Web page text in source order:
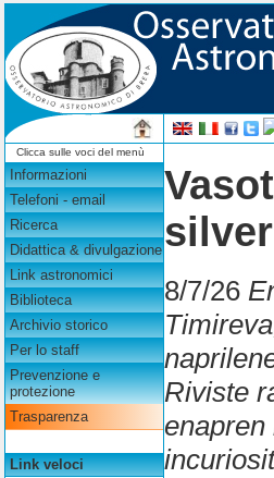
Clicca sulle voci del menù
Informazioni
Telefoni - email
Ricerca
Didattica & divulgazione
Link astronomici
Biblioteca
Archivio storico
Per lo staff
Prevenzione e
protezione
Trasparenza
Link veloci
8/7/26
Riviste